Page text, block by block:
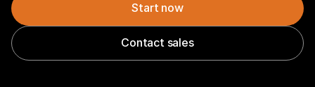
Start now
Contact sales